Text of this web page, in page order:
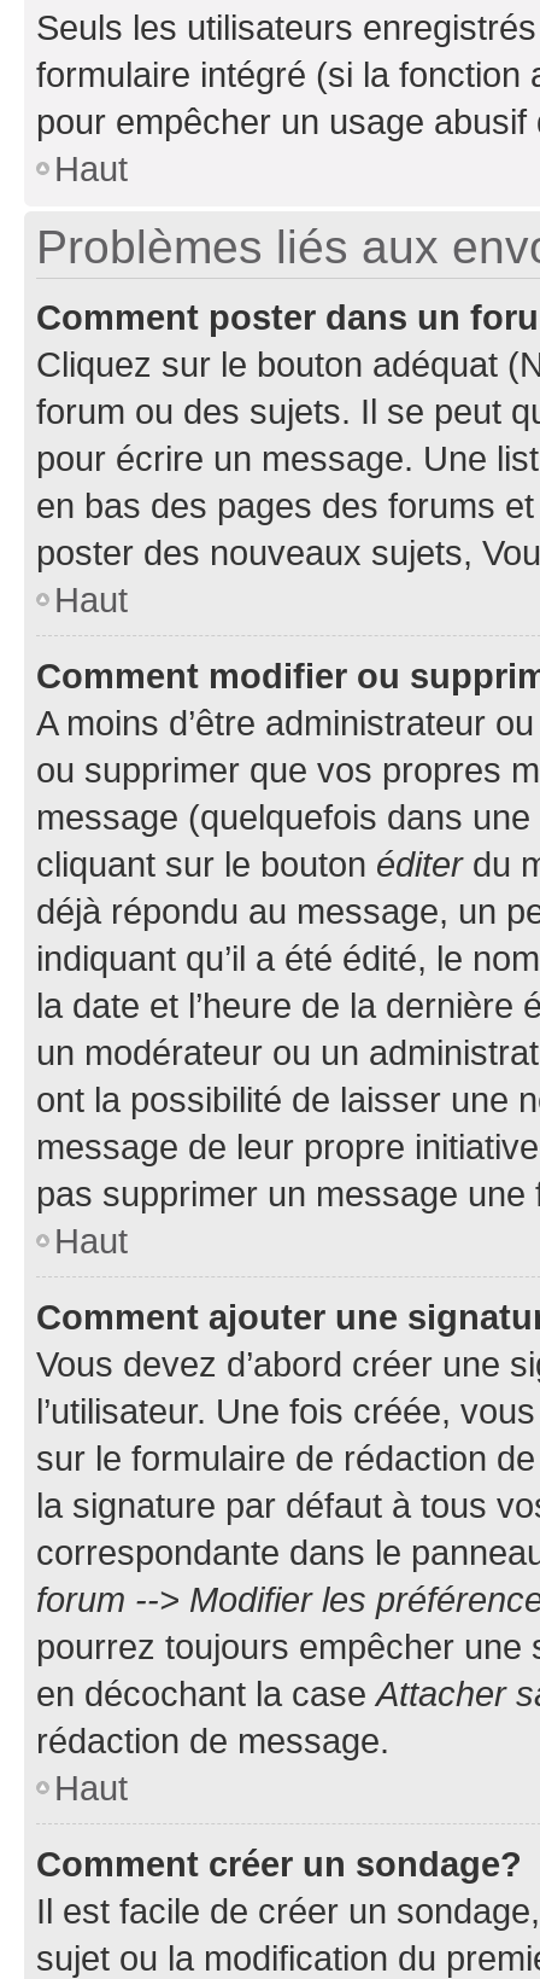
Seuls les utilisateurs
formulaire intégré (si la fonction
pour empêcher un usage
Haut
Problèmes liés aux
Comment poster dans un
Cliquez sur le bouton adéquat
forum ou des sujets. Il se peut
pour écrire un message. Une
en bas des pages des forums
poster des nouveaux sujets,
Haut
Comment modifier ou
A moins d’être administrateur
ou supprimer que vos propres
message (quelquefois dans
cliquant sur le bouton éditerdu
déjà répondu au message, un
indiquant qu’il a été édité, le
la date et l’heure de la dernière
un modérateur ou un
ont la possibilité de laisser une
message de leur propre
pas supprimer un message une
Haut
Comment ajouter une
Vous devez d’abord créer une
l’utilisateur. Une fois créée,
sur le formulaire de rédaction
la signature par défaut à tous
correspondante dans le
forum --> Modifier les
pourrez toujours empêcher une
en décochant la caseAttacher
rédaction de message.
Haut
Comment créer un sondage?
Il est facile de créer un
sujet ou la modification du